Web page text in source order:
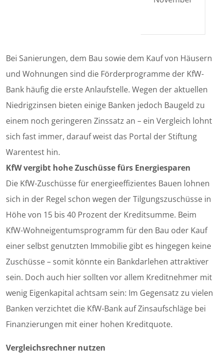
Bei Sanierungen, dem Bau sowie dem Kauf von Häusern
und Wohnungen sind die Förderprogramme der KfW-
Bank häufig die erste Anlaufstelle. Wegen der aktuellen
Niedrigzinsen bieten einige Banken jedoch Baugeld zu
einem noch geringeren Zinssatz an – ein Vergleich lohnt
sich fast immer, darauf weist das Portal der Stiftung
Warentest hin.
KfW vergibt hohe Zuschüsse fürs Energiesparen
Die KfW-Zuschüsse für energieeffizientes Bauen lohnen
sich in der Regel schon wegen der Tilgungszuschüsse in
Höhe von 15 bis 40 Prozent der Kreditsumme. Beim
KfW-Wohneigentumsprogramm für den Bau oder Kauf
einer selbst genutzten Immobilie gibt es hingegen keine
Zuschüsse – somit könnte ein Bankdarlehen attraktiver
sein. Doch auch hier sollten vor allem Kreditnehmer mit
wenig Eigenkapital achtsam sein: Im Gegensatz zu vielen
Banken verzichtet die KfW-Bank auf Zinsaufschläge bei
Finanzierungen mit einer hohen Kreditquote.
Vergleichsrechner nutzen